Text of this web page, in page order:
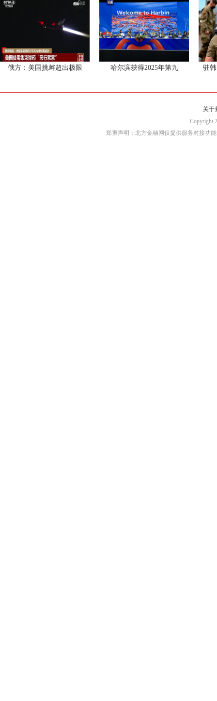
俄方：美国挑衅超出极限 哈尔滨获得2025年第九 驻
关于
Copyright
郑重声明：北方金融网仅提供服务对接功